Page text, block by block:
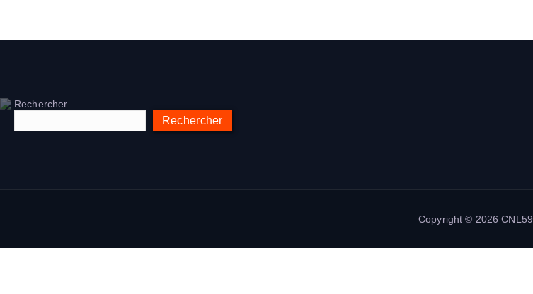
Rechercher
Rechercher
Copyright © 2026 CNL59